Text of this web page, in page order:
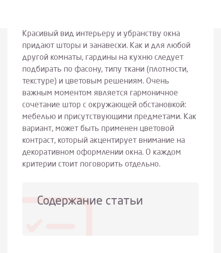
Красивый вид интерьеру и убранству окна
придают шторы и занавески. Как и для любой
другой комнаты, гардины на кухню следует
подбирать по фасону, типу ткани (плотности,
текстуре) и цветовым решениям. Очень
важным моментом является гармоничное
сочетание штор с окружающей обстановкой:
мебелью и присутствующими предметами. Как
вариант, может быть применен цветовой
контраст, который акцентирует внимание на
декоративном оформлении окна. О каждом
критерии стоит поговорить отдельно.
Содержание статьи